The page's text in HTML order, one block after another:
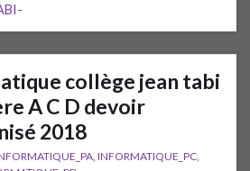
collège jean tabi
A C D devoir
2018
INFORMATIQUE_PC